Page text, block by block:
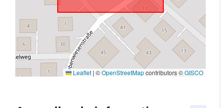
Leaflet | ©OpenStreetMapcontributors ©GISCO